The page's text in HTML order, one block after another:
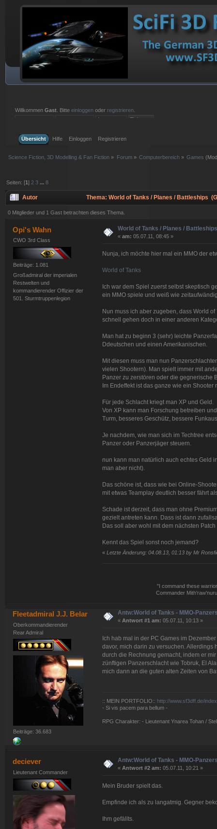
WillkommenGast . Bitteeinloggen oder registrieren
Übersicht
Hilfe Einloggen Registrieren
Science Fiction, 3D Modelling & Fan Fiction » Forum» Computerbereich » Games
Seiten: [1] 2 3 ...8
Autor Thema: World of Tanks / Planes / Battleships
0 Mitglieder und 1 Gast betrachten dieses Thema.
Opi's Wahn
CWO 3rd Class
Beiträge: 1.081
Großadmiral der imperialen
Restwelten und
kommandierender Offizier der
501. Sturmtruppenlegion
World of Tanks / Planes /
«am: 05.07.11, 08:45 »
Nunja, ich möchte hier mal ein MMO der
World of Tanks
Ich war dem Spiel zuerst selbst skeptisch
ein MMO spiele und weiß wie
Nun muss ich aber zugeben, dass World
schnell gehen doch in einer anderen
Man hat zu beginn 3 (sehr) leichte
Ddeutschen und einen Amerikanischen.
Mit diesen muss man nun
vielen Shootern). Man spielt immer mit
Panzer zu zerstören oder die gegnerische
Im Endeffekt ist das ganze wie ein Shooter
Für jede Schlacht kriegt man XP und Geld.
Von XP kann man Forschung betreiben
Turm, besseres Geschütz, bessere
Je nachdem, wie man sich im Techtree
Panzer oder Panzerjäger steuern.
nun kann man natürlich auch echtes Geld
man aber nicht).
Das schöne ist, dass wie bei Online-
mit etwas Teamplay deutlich besser fährt
Schade ist derzeit, dass man ohne
gezielt antreten kann. Dass ist dann
Das soll aber wohl mit dem nächsten
Kennt das Spiel sonst noch jemand?
« Letzte Änderung: 04.08.13, 01:13 by Mr
"I command these
Commander
Fleetadmiral J.J. Belar
Oberkommandierender
Rear Admiral
Beiträge: 36.683
Antw:World of Tanks - MMO-
« Antwort #1 am: 05.07.11, 10:13 »
Ich hab mal in der PC Games im
davor, mich darin zu versuchen. Allerdings
durch die Rechnung gemacht, indem er
zünftigen Panzerschlacht wie Tobruk, El
mich dann an die guten alten Zeiten von
:: MEIN PORTFOLIO:: http://www.sf3dff.de/
- Si vis pacem para bellum -
RPG Charakter: - Lieutenant Ynarea Tohan /
deciever
Lieutenant Commander
Antw:World of Tanks - MMO-
« Antwort #2 am: 05.07.11, 10:21 »
Mein Bruder spielt das.
Empfinde ich als zu langatmig. Gegner
Ihm gefällts.